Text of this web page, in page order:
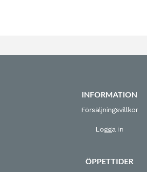
INFORMATION
Försäljningsvillkor
Logga in
ÖPPETTIDER